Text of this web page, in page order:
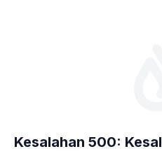
Kesalahan 500: